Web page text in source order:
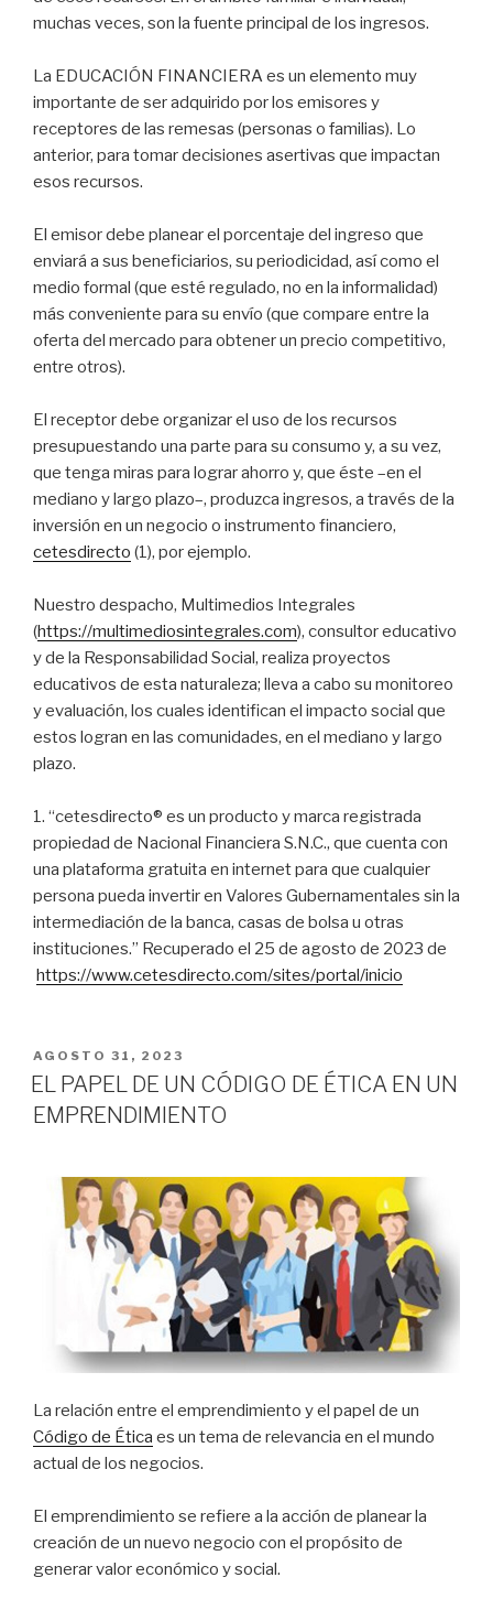
muchas veces, son la fuente principal de los ingresos.
La EDUCACIÓN FINANCIERA es un elemento muy
importante de ser adquirido por los emisores y
receptores de las remesas (personas o familias). Lo
anterior, para tomar decisiones asertivas que impactan
esos recursos.
El emisor debe planear el porcentaje del ingreso que
enviará a sus beneficiarios, su periodicidad, así como el
medio formal (que esté regulado, no en la informalidad)
más conveniente para su envío (que compare entre la
oferta del mercado para obtener un precio competitivo,
entre otros).
El receptor debe organizar el uso de los recursos
presupuestando una parte para su consumo y, a su vez,
que tenga miras para lograr ahorro y, que éste –en el
mediano y largo plazo–, produzca ingresos, a través de la
inversión en un negocio o instrumento financiero,
cetesdirecto (1), por ejemplo.
Nuestro despacho, Multimedios Integrales
(https://multimediosintegrales.com), consultor educativo
y de la Responsabilidad Social, realiza proyectos
educativos de esta naturaleza; lleva a cabo su monitoreo
y evaluación, los cuales identifican el impacto social que
estos logran en las comunidades, en el mediano y largo
plazo.
1. “cetesdirecto® es un producto y marca registrada
propiedad de Nacional Financiera S.N.C., que cuenta con
una plataforma gratuita en internet para que cualquier
persona pueda invertir en Valores Gubernamentales sin la
intermediación de la banca, casas de bolsa u otras
instituciones.” Recuperado el 25 de agosto de 2023 de
https://www.cetesdirecto.com/sites/portal/inicio
PUBLICADO
EN
AGOSTO 31, 2023
EL PAPEL DE UN CÓDIGO DE ÉTICA EN UN
EMPRENDIMIENTO
La relación entre el emprendimiento y el papel de un
Código de Ética es un tema de relevancia en el mundo
actual de los negocios.
El emprendimiento se refiere a la acción de planear la
creación de un nuevo negocio con el propósito de
generar valor económico y social.